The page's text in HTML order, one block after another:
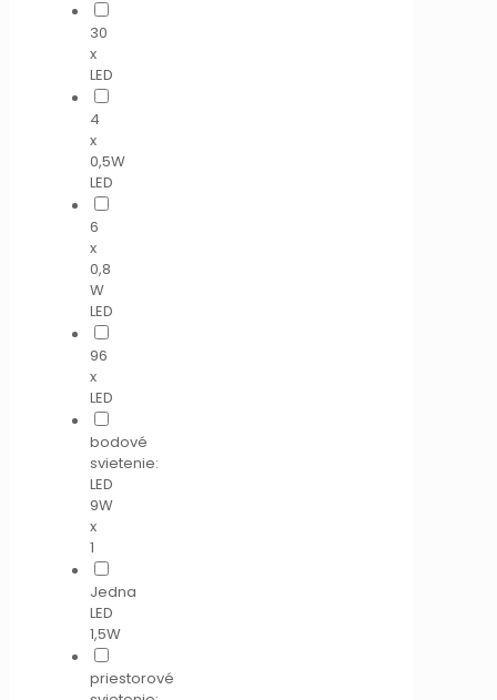
30
x
LED
4
x
0,5W
LED
6
x
0,8
W
LED
96
x
LED
bodové
svietenie:
LED
9W
x
1
Jedna
LED
1,5W
priestorové